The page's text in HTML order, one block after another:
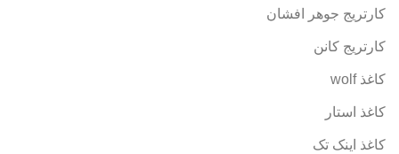
کارتریج جوهر افشان
کارتریج کانن
کاغذ wolf
کاغذ استار
کاغذ اینک تک